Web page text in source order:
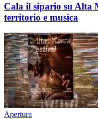
Cala il sipario su Alta
territorio e musica
Apertura